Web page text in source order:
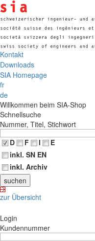
Kontakt
Downloads
SIA Homepage
fr
de
Willkommen beim SIA-Shop
Schnellsuche
Nummer, Titel, Stichwort
D
F I
E
inkl. SN EN
inkl. Archiv
zur Übersicht
Login
Kundennummer